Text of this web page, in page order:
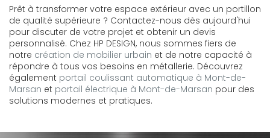
Prêt à transformer votre espace extérieur avec un portillon
de qualité supérieure ? Contactez-nous dès aujourd'hui
pour discuter de votre projet et obtenir un devis
personnalisé. Chez HP DESIGN, nous sommes fiers de
notre création de mobilier urbain et de notre capacité à
répondre à tous vos besoins en métallerie. Découvrez
également portail coulissant automatique à Mont-de-
Marsan et portail électrique à Mont-de-Marsan pour des
solutions modernes et pratiques.